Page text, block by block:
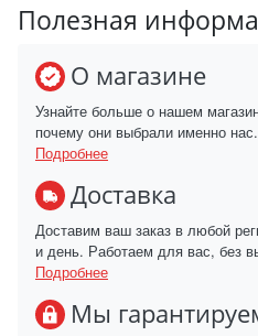
Полезная
О магазине
Узнайте больше о нашем
почему они выбрали именно
Подробнее
Доставка
Доставим ваш заказ в любой
и день. Работаем для вас, без
Подробнее
Мы